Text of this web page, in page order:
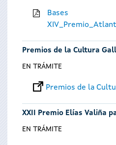
Bases
Premios de la Cultura
EN TRÁMITE
Premios de la
XXII Premio Elías Valiña
EN TRÁMITE